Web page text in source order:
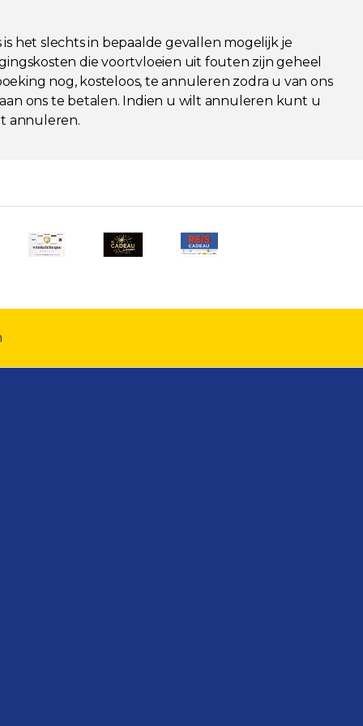
het slechts in bepaalde gevallen mogelijk je
die voortvloeien uit fouten zijn geheel
nog, kosteloos, te annuleren zodra u van ons
ons te betalen. Indien u wilt annuleren kunt u
annuleren.